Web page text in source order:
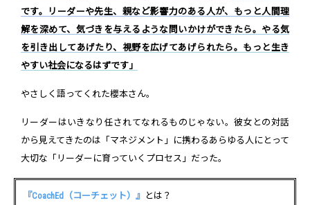
です。リーダーや先生、親など影響力のある人が、もっと人間理
解を深めて、気づきを与えるような問いかけができたら。やる気
を引き出してあげたり、視野を広げてあげられたら。もっと生き
やすい社会になるはずです」
やさしく語ってくれた櫻本さん。
リーダーはいきなり任されてなれるものじゃない。彼女との対話
から見えてきたのは「マネジメント」に携わるあらゆる人にとって
大切な「リーダーに育っていくプロセス」だった。
『CoachEd（コーチェット）』 とは？